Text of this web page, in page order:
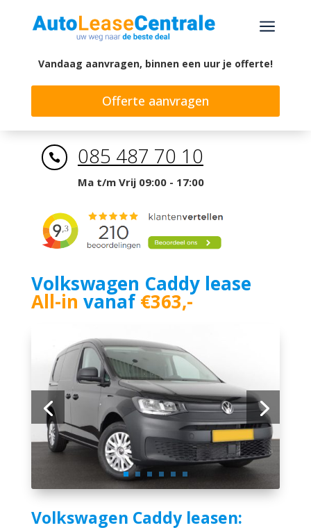
a
Vandaag aanvragen, binnen een uur je offerte!
Offerte aanvragen
 085 487 70 10
Ma t/m Vrij 09:00 - 17:00
Volkswagen Caddy lease
All-in vanaf€363,-
Volkswagen Caddy leasen: